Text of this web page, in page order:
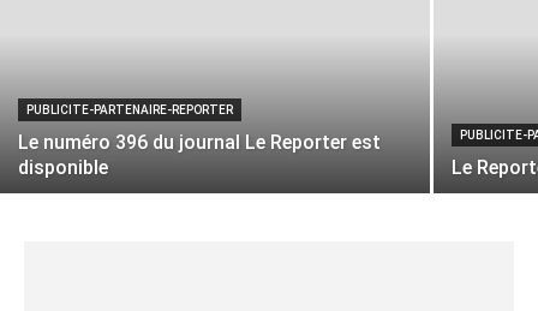
PUBLICITE-PARTENAIRE-REPORTER
Le numéro 396 du journal Le Reporter est
disponible
PUBLICITE-
Le